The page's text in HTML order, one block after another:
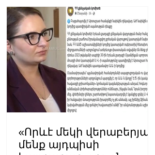
«Որևէ մեկի վերաբերյալ
մենք այդպիսի